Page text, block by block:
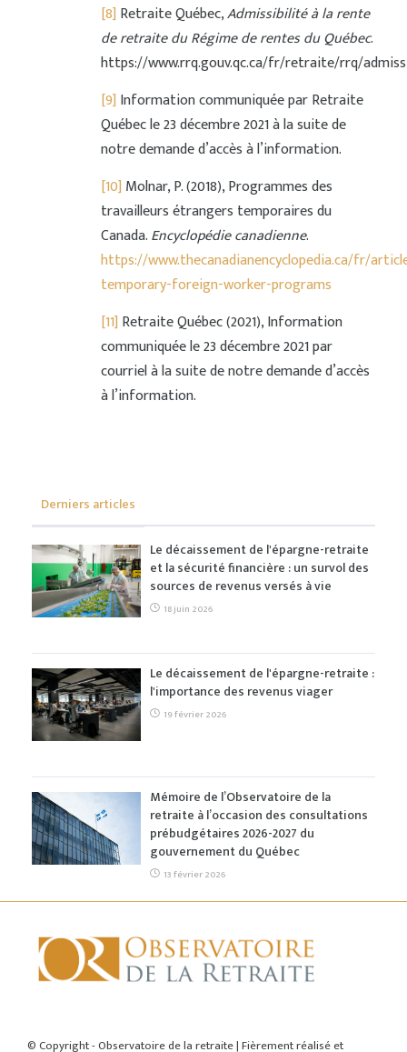
[8] Retraite Québec,Admissibilité à la rente
de retraite du Régime de rentes du Québec.
https://www.rrq.gouv.qc.ca/fr/retraite/rrq/
[9] Information communiquée par Retraite
Québec le 23 décembre 2021 à la suite de
notre demande d’accès à l’information.
[10] Molnar, P. (2018), Programmes des
travailleurs étrangers temporaires du
Canada.Encyclopédie canadienne.
https://www.thecanadianencyclopedia.ca/fr/
temporary-foreign-worker-programs
[11] Retraite Québec (2021), Information
communiquée le 23 décembre 2021 par
courriel à la suite de notre demande d’accès
à l’information.
Derniers articles
Le décaissement de l'épargne-retraite
et la sécurité financière : un survol des
sources de revenus versés à vie
18 juin 2026
Le décaissement de l'épargne-retraite :
l'importance des revenus viager
19 février 2026
Mémoire de l’Observatoire de la
retraite à l’occasion des consultations
prébudgétaires 2026-2027 du
gouvernement du Québec
13 février 2026
© Copyright - Observatoire de la retraite | Fièrement réalisé et